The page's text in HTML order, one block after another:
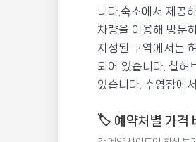
💰 최저가 확인
니다.숙소에서 제공
차량을 이용해 방문
지정된 구역에서는
되어 있습니다. 칠허
있습니다. 수영장에
🏷️ 예약처별 가격